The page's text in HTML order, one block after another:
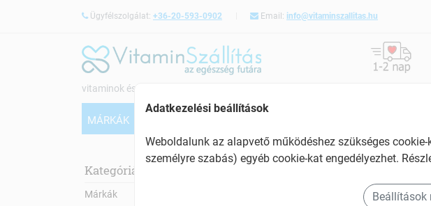
Ügyfélszolgálat: +36-20-593-0902 Email: info@vitaminszallitas.hu
vitaminok és étrendkiegészítők webáruháza
MÁRKÁK
Kategóriák:
Márkák
Shilajit termékek
Adatkezelési beállítások
Weboldalunk az alapvető működéshez szükséges
személyre szabás) egyéb cookie-kat engedélyezhet.
Beállítások